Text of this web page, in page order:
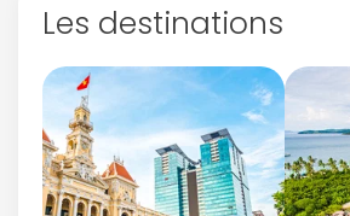
Les destinations